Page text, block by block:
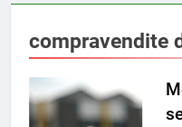
compravendite